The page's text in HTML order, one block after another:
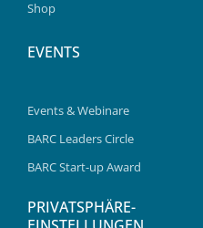
Shop
EVENTS
Events & Webinare
BARC Leaders Circle
BARC Start-up Award
PRIVATSPHÄRE-